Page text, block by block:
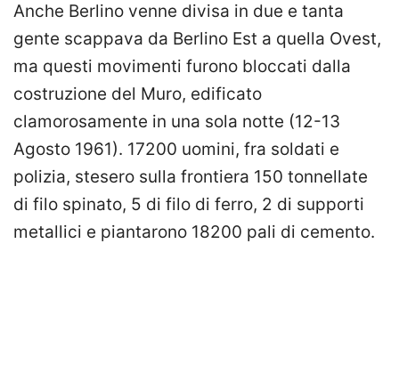
Anche Berlino venne divisa in due e tanta
gente scappava da Berlino Est a quella Ovest,
ma questi movimenti furono bloccati dalla
costruzione del Muro, edificato
clamorosamente in una sola notte (12-13
Agosto 1961). 17200 uomini, fra soldati e
polizia, stesero sulla frontiera 150 tonnellate
di filo spinato, 5 di filo di ferro, 2 di supporti
metallici e piantarono 18200 pali di cemento.